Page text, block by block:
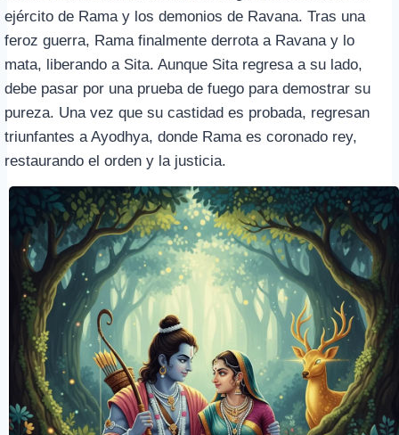
ejército de Rama y los demonios de Ravana. Tras una
feroz guerra, Rama finalmente derrota a Ravana y lo
mata, liberando a Sita. Aunque Sita regresa a su lado,
debe pasar por una prueba de fuego para demostrar su
pureza. Una vez que su castidad es probada, regresan
triunfantes a Ayodhya, donde Rama es coronado rey,
restaurando el orden y la justicia.